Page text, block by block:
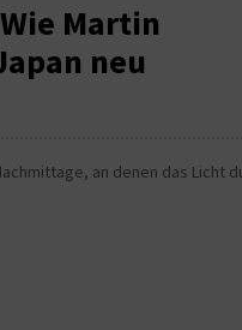
Martin
neu
an denen das Licht